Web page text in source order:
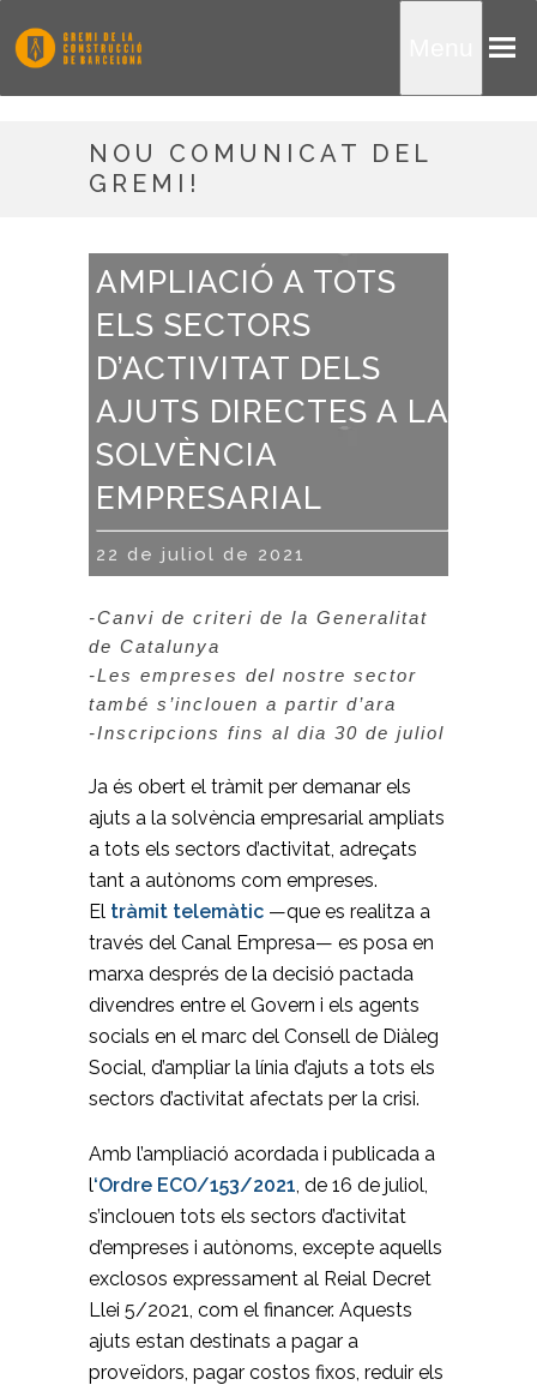
NOU COMUNICAT DEL
GREMI!
AMPLIACIÓ A TOTS
ELS SECTORS
D’ACTIVITAT DELS
AJUTS DIRECTES A LA
SOLVÈNCIA
EMPRESARIAL
22 de juliol de 2021
-Canvi de criteri de la Generalitat
de Catalunya
-Les empreses del nostre sector
també s’inclouen a partir d’ara
-Inscripcions fins al dia 30 de juliol
Ja és obert el tràmit per demanar els
ajuts a la solvència empresarial ampliats
a tots els sectors d’activitat, adreçats
tant a autònoms com empreses.
El tràmit telemàtic —que es realitza a
través del Canal Empresa— es posa en
marxa després de la decisió pactada
divendres entre el Govern i els agents
socials en el marc del Consell de Diàleg
Social, d’ampliar la línia d’ajuts a tots els
sectors d’activitat afectats per la crisi.
Amb l’ampliació acordada i publicada a
l‘Ordre ECO/153/2021, de 16 de juliol,
s’inclouen tots els sectors d’activitat
d’empreses i autònoms, excepte aquells
exclosos expressament al Reial Decret
Llei 5/2021, com el financer. Aquests
ajuts estan destinats a pagar a
proveïdors, pagar costos fixos, reduir els